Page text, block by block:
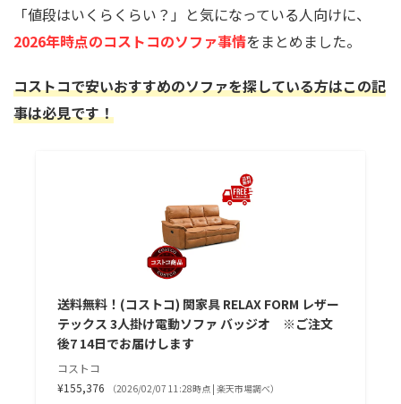
「値段はいくらくらい？」と気になっている人向けに、
2026年時点のコストコのソファ事情をまとめました。
コストコで安いおすすめのソファを探している方はこの記
事は必見です！
送料無料！(コストコ) 関家具 RELAX FORM レザー
テックス 3人掛け電動ソファ バッジオ ※ご注文
後7 14日でお届けします
コストコ
¥155,376
（2026/02/07 11:28時点 | 楽天市場調べ）